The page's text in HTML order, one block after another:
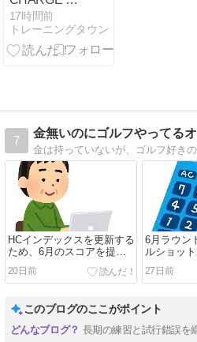
量コンディシ
ョニング機器
の魅力
17時間前
トレーニングタウン
7
金無いのにゴルフやってる
HCインデックスを更新する
ため、6月のスコアを提出
20日前
6月ラウン
ルショッ
27日前
このブログのここがポイント
長期の練習と試行錯誤を